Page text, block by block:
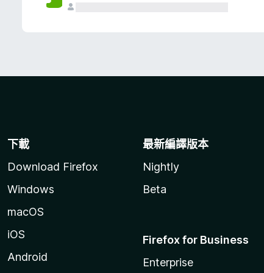
下載
Download Firefox
Windows
macOS
iOS
Android
最新編譯版本
Nightly
Beta
Firefox for Business
Enterprise